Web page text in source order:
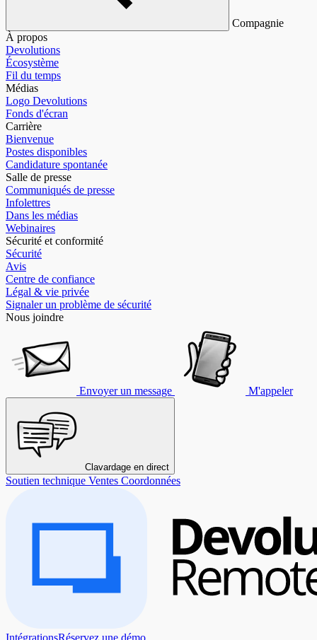
Compagnie
À propos
Devolutions
Écosystème
Fil du temps
Médias
Logo Devolutions
Fonds d'écran
Carrière
Bienvenue
Postes disponibles
Candidature spontanée
Salle de presse
Communiqués de presse
Infolettres
Dans les médias
Webinaires
Sécurité et conformité
Sécurité
Avis
Centre de confiance
Légal & vie privée
Signaler un problème de sécurité
Nous joindre
Envoyer un message M'appeler
Clavardage en direct
Soutien technique Ventes Coordonnées
IntégrationsRéservez une démo